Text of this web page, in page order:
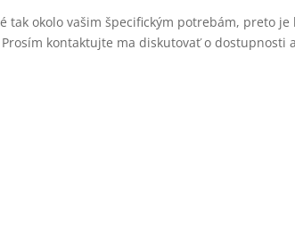
tak okolo vašim špecifickým potrebám, preto
kontaktujte ma diskutovať o dostupnosti